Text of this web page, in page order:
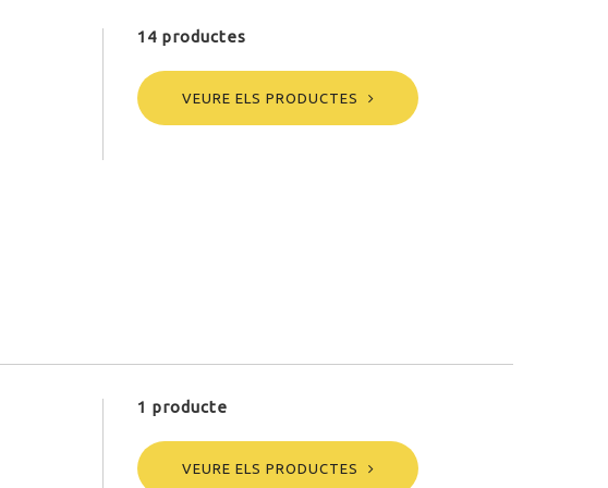
14 productes
VEURE ELS PRODUCTES
1 producte
VEURE ELS PRODUCTES